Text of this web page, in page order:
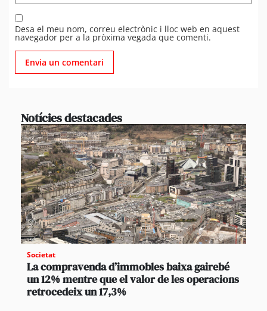
Desa el meu nom, correu electrònic i lloc web en aquest
navegador per a la pròxima vegada que comenti.
Notícies destacades
Societat
La compravenda d’immobles baixa gairebé
un 12% mentre que el valor de les operacions
retrocedeix un 17,3%